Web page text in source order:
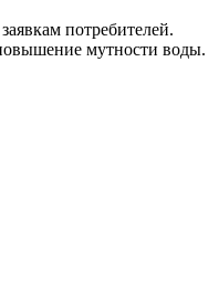
потребителей.
мутности воды.